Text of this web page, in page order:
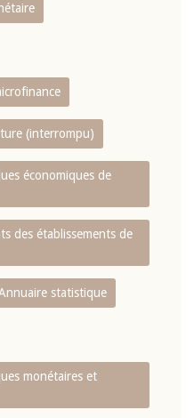
(interrompu)
économiques de
des établissements de
statistique
monétaires et